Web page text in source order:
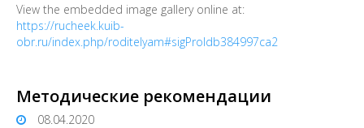
View the embedded image gallery online at:
https://rucheek.kuib-
obr.ru/index.php/roditelyam#sigProIdb384997ca2
Методические рекомендации
08.04.2020